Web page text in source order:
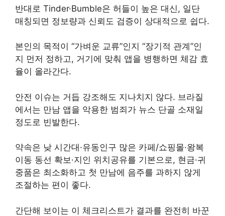
반대로 Tinder·Bumble은 허들이 높은 대신, 일단
매칭되면 정보량과 신뢰도 검증이 상대적으로 쉽다.
본인의 목적이 “가벼운 교류”인지 “장기적 관계”인
지 먼저 정하고, 거기에 맞춰 앱을 병행하면 체감 효
율이 올라간다.
안전 이슈는 거듭 강조해도 지나치지 않다. 브라질
에서는 만남 앱을 악용한 범죄가 뉴스 단골 소재일
정도로 빈발한다.
약속은 낮 시간대·유동인구 많은 카페/쇼핑몰·왕복
이동 동선 확보·지인 위치공유를 기본으로, 현금·귀
중품은 최소화하고 첫 만남에 음주를 과하지 않게
조절하는 편이 좋다.
간단해 보이는 이 체크리스트가 결과를 완전히 바꾼